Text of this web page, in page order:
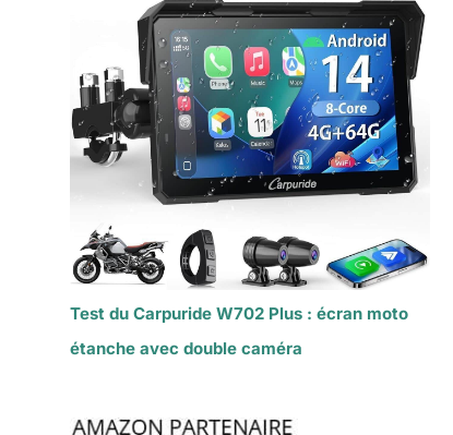
Test du Carpuride W702 Plus : écran moto
étanche avec double caméra